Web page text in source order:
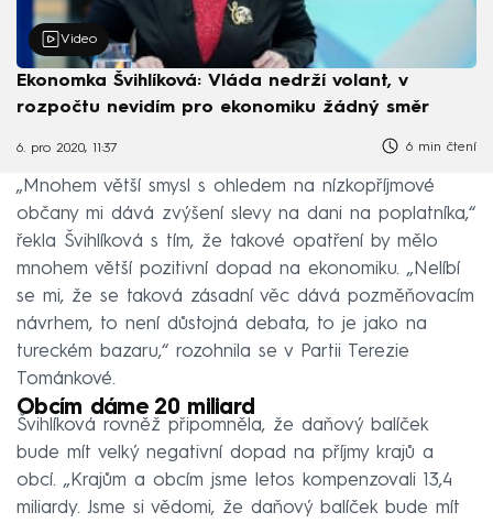
Video
Ekonomka Švihlíková: Vláda nedrží volant, v
rozpočtu nevidím pro ekonomiku žádný směr
6. pro 2020, 11:37 6 min čtení
„Mnohem větší smysl s ohledem na nízkopříjmové
občany mi dává zvýšení slevy na dani na poplatníka,“
řekla Švihlíková s tím, že takové opatření by mělo
mnohem větší pozitivní dopad na ekonomiku. „Nelíbí
se mi, že se taková zásadní věc dává pozměňovacím
návrhem, to není důstojná debata, to je jako na
tureckém bazaru,“ rozohnila se v Partii Terezie
Tománkové.
Obcím dáme 20 miliard
Švihlíková rovněž připomněla, že daňový balíček
bude mít velký negativní dopad na příjmy krajů a
obcí. „Krajům a obcím jsme letos kompenzovali 13,4
miliardy. Jsme si vědomi, že daňový balíček bude mít